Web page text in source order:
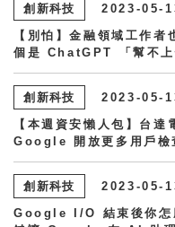
創新科技
2023-05-
【別怕】金融領域工作
個是 ChatGPT 「幫不上
創新科技
2023-05-
【本週資安懶人包】台達
Google 開放更多用戶檢
創新科技
2023-05-
Google I/O 結束後你怎